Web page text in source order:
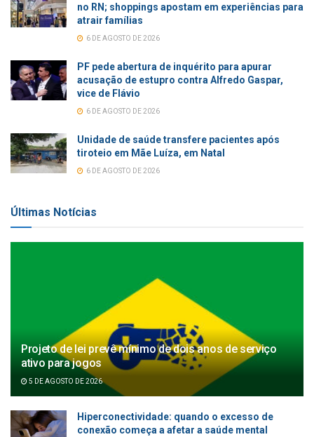
no RN; shoppings apostam em experiências para
atrair famílias
6 DE AGOSTO DE 2026
PF pede abertura de inquérito para apurar
acusação de estupro contra Alfredo Gaspar,
vice de Flávio
6 DE AGOSTO DE 2026
Unidade de saúde transfere pacientes após
tiroteio em Mãe Luíza, em Natal
6 DE AGOSTO DE 2026
Últimas Notícias
Projeto de lei prevê mínimo de dois anos de serviço
ativo para jogos
5 DE AGOSTO DE 2026
Hiperconectividade: quando o excesso de
conexão começa a afetar a saúde mental